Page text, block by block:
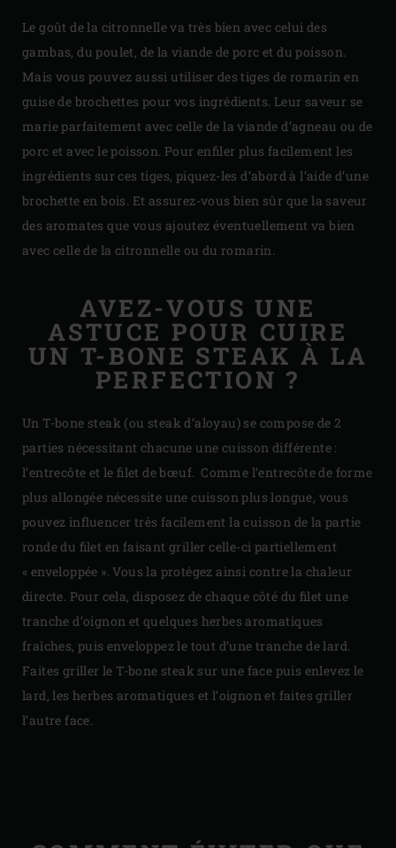
Le goût de la citronnelle va très bien avec celui des
gambas, du poulet, de la viande de porc et du poisson.
Mais vous pouvez aussi utiliser des tiges de romarin en
guise de brochettes pour vos ingrédients. Leur saveur se
marie parfaitement avec celle de la viande d’agneau ou de
porc et avec le poisson. Pour enfiler plus facilement les
ingrédients sur ces tiges, piquez-les d’abord à l’aide d’une
brochette en bois. Et assurez-vous bien sûr que la saveur
des aromates que vous ajoutez éventuellement va bien
avec celle de la citronnelle ou du romarin.
AVEZ-VOUS UNE
ASTUCE POUR CUIRE
UN T-BONE STEAK À LA
PERFECTION ?
Un T-bone steak (ou steak d’aloyau) se compose de 2
parties nécessitant chacune une cuisson différente :
l’entrecôte et le filet de bœuf. Comme l’entrecôte de forme
plus allongée nécessite une cuisson plus longue, vous
pouvez influencer très facilement la cuisson de la partie
ronde du filet en faisant griller celle-ci partiellement
« enveloppée ». Vous la protégez ainsi contre la chaleur
directe. Pour cela, disposez de chaque côté du filet une
tranche d’oignon et quelques herbes aromatiques
fraîches, puis enveloppez le tout d’une tranche de lard.
Faites griller le T-bone steak sur une face puis enlevez le
lard, les herbes aromatiques et l’oignon et faites griller
l’autre face.